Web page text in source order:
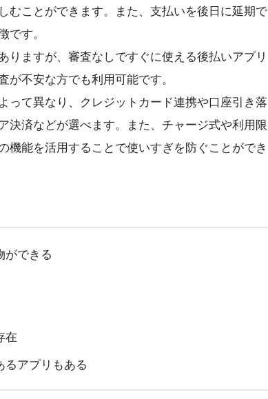
むことができます。また、支払いを後日に延期で
す。
りますが、審査なしですぐに使える後払いアプリ
不安な方でも利用可能です。
って異なり、クレジットカード連携や口座引き落
決済などが選べます。また、チャージ式や利用限
機能を活用することで使いすぎを防ぐことができ
ができる
在
アプリもある